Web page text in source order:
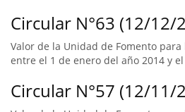
Circular N°63 (12/12/
Valor de la Unidad de Fomento
entre el 1 de enero del año 2014 y
Circular N°57 (12/11/